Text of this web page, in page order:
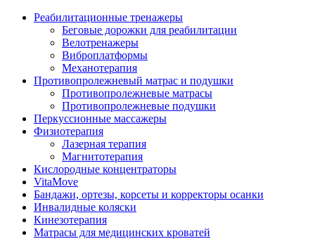
Реабилитационные тренажеры
Беговые дорожки для реабилитации
Велотренажеры
Виброплатформы
Механотерапия
Противопролежневый матрас и подушки
Противопролежневые матрасы
Противопролежневые подушки
Перкуссионные массажеры
Физиотерапия
Лазерная терапия
Магнитотерапия
Кислородные концентраторы
VitaMove
Бандажи, ортезы, корсеты и корректоры осанки
Инвалидные коляски
Кинезотерапия
Матрасы для медицинских кроватей